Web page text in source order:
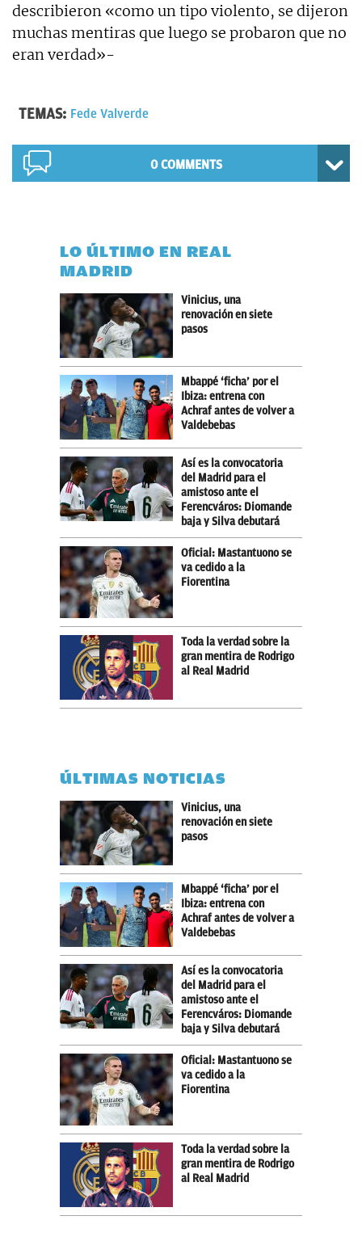
describieron «como un tipo violento, se dijeron
muchas mentiras que luego se probaron que no
eran verdad»-
TEMAS: Fede Valverde
0 COMMENTS
LO ÚLTIMO EN REAL
MADRID
Vinicius, una
renovación en siete
pasos
Mbappé ‘ficha’ por el
Ibiza: entrena con
Achraf antes de volver a
Valdebebas
Así es la convocatoria
del Madrid para el
amistoso ante el
Ferencváros: Diomande
baja y Silva debutará
Oficial: Mastantuono se
va cedido a la
Fiorentina
Toda la verdad sobre la
gran mentira de Rodrigo
al Real Madrid
ÚLTIMAS NOTICIAS
Vinicius, una
renovación en siete
pasos
Mbappé ‘ficha’ por el
Ibiza: entrena con
Achraf antes de volver a
Valdebebas
Así es la convocatoria
del Madrid para el
amistoso ante el
Ferencváros: Diomande
baja y Silva debutará
Oficial: Mastantuono se
va cedido a la
Fiorentina
Toda la verdad sobre la
gran mentira de Rodrigo
al Real Madrid